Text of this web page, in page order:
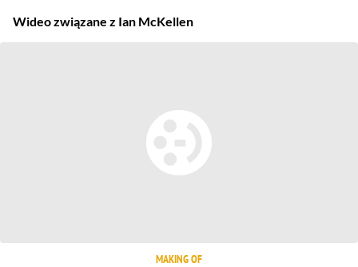
Wideo związane z Ian McKellen
MAKING OF